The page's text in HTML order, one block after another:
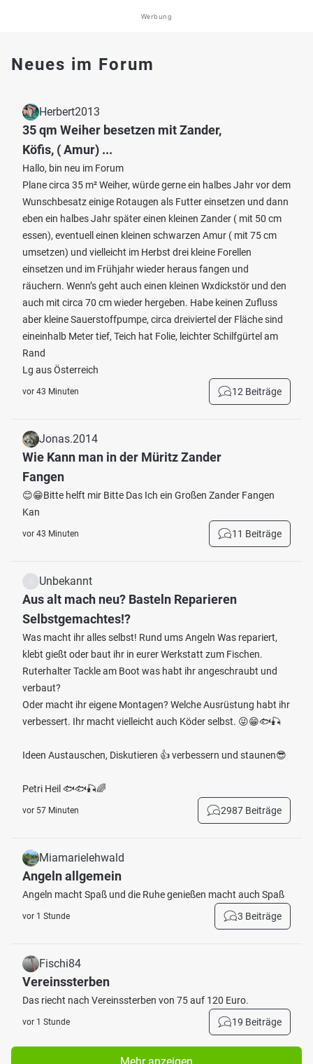
Werbung
Neues im Forum
Herbert2013
35 qm Weiher besetzen mit Zander,
Köfis, ( Amur) ...
Hallo, bin neu im Forum
Plane circa 35 m² Weiher, würde gerne ein halbes Jahr vor dem
Wunschbesatz einige Rotaugen als Futter einsetzen und dann
eben ein halbes Jahr später einen kleinen Zander ( mit 50 cm
essen), eventuell einen kleinen schwarzen Amur ( mit 75 cm
umsetzen) und vielleicht im Herbst drei kleine Forellen
einsetzen und im Frühjahr wieder heraus fangen und
räuchern. Wenn’s geht auch einen kleinen Wxdickstör und den
auch mit circa 70 cm wieder hergeben. Habe keinen Zufluss
aber kleine Sauerstoffpumpe, circa dreiviertel der Fläche sind
eineinhalb Meter tief, Teich hat Folie, leichter Schilfgürtel am
Rand
Lg aus Österreich
vor 43 Minuten 12 Beiträge
Jonas.2014
Wie Kann man in der Müritz Zander
Fangen
😊😁Bitte helft mir Bitte Das Ich ein Großen Zander Fangen
Kan
vor 43 Minuten 11 Beiträge
Unbekannt
Aus alt mach neu? Basteln Reparieren
Selbstgemachtes!?
Was macht ihr alles selbst! Rund ums Angeln Was repariert,
klebt gießt oder baut ihr in eurer Werkstatt zum Fischen.
Ruterhalter Tackle am Boot was habt ihr angeschraubt und
verbaut?
Oder macht ihr eigene Montagen? Welche Ausrüstung habt ihr
verbessert. Ihr macht vielleicht auch Köder selbst. 😜😁🐟🎣
Ideen Austauschen, Diskutieren 👍 verbessern und staunen😎
Petri Heil 🐟🐟🎣🌈
vor 57 Minuten 2987 Beiträge
Miamarielehwald
Angeln allgemein
Angeln macht Spaß und die Ruhe genießen macht auch Spaß
vor 1 Stunde 3 Beiträge
Fischi84
Vereinssterben
Das riecht nach Vereinssterben von 75 auf 120 Euro.
vor 1 Stunde 19 Beiträge